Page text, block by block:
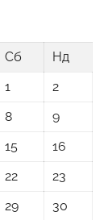
Сб
Нд
1
2
8
9
15
16
22
23
29 30